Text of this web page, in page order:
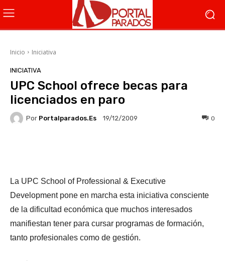
Inicio Iniciativa
INICIATIVA
UPC School ofrece becas para
licenciados en paro
Por Portalparados.es 19/12/2009 0
La UPC School of Professional & Executive
Development pone en marcha esta iniciativa consciente
de la dificultad económica que muchos interesados
manifiestan tener para cursar programas de formación,
tanto profesionales como de gestión.